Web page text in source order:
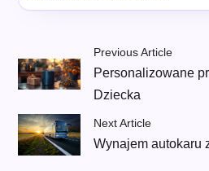
Previous Article
Personalizowane
Dziecka
Next Article
Wynajem autokaru